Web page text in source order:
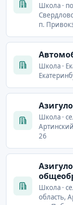
Школа ·
п.
Школа ·
Школа ·
26
Школа ·
область,